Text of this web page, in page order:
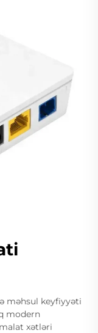
məhsul keyfiyyəti
modern
xətləri